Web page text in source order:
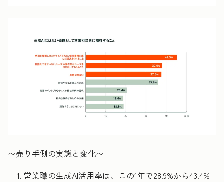
〜売り手側の実態と変化〜
営業職の生成AI活用率は、この1年で28.9%から43.4%